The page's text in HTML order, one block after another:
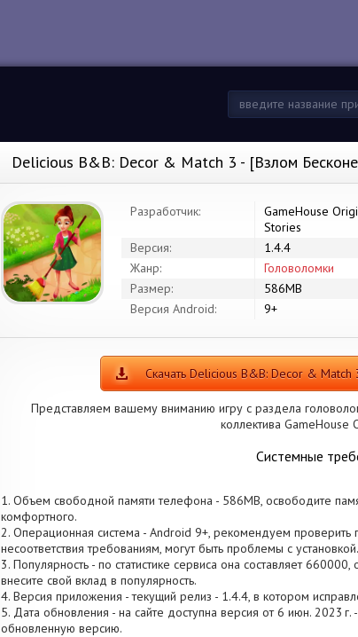
Delicious B&B: Decor & Match 3 - [Взлом
Разработчик:
GameHouse
Stories
Версия:
1.4.4
Жанр:
Головоломки
Размер:
586MB
Версия Android:
9+
Скачать Delicious B&B: Decor &
Представляем вашему вниманию игру с раздела
коллектива GameHouse
Системные
1. Объем свободной памяти телефона - 586MB, освободите
комфортного.
2. Операционная система - Android 9+, рекомендуем проверить
несоответствия требованиям, могут быть проблемы с установкой.
3. Популярность - по статистике сервиса она составляет
внесите свой вклад в популярность.
4. Версия приложения - текущий релиз - 1.4.4, в котором
5. Дата обновления - на сайте доступна версия от 6 июн. 2023
обновленную версию.